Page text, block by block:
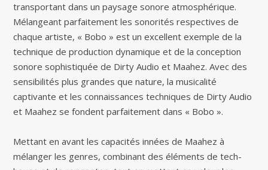
transportant dans un paysage sonore atmosphérique.
Mélangeant parfaitement les sonorités respectives de
chaque artiste, « Bobo » est un excellent exemple de la
technique de production dynamique et de la conception
sonore sophistiquée de Dirty Audio et Maahez. Avec des
sensibilités plus grandes que nature, la musicalité
captivante et les connaissances techniques de Dirty Audio
et Maahez se fondent parfaitement dans « Bobo ».
Mettant en avant les capacités innées de Maahez à
mélanger les genres, combinant des éléments de tech-